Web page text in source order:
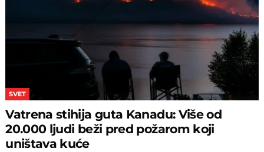
SVET
Vatrena stihija guta Kanadu: Više od
20.000 ljudi beži pred požarom koji
uništava kuće